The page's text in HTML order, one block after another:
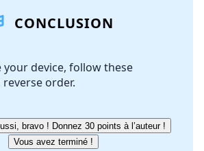
Annuler Publier un commentaire
CONCLUSION
your device, follow these
order.
bravo ! Donnez 30 points à l’auteur !
Vous avez terminé !